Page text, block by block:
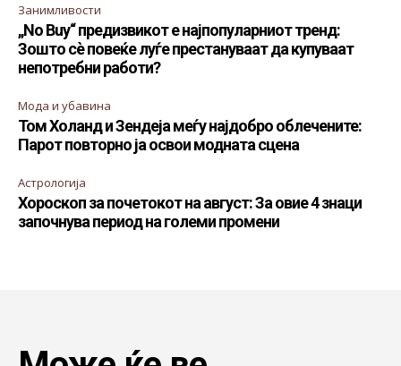
Занимливости
„No Buy“ предизвикот е најпопуларниот тренд:
Зошто сè повеќе луѓе престануваат да купуваат
непотребни работи?
Мода и убавина
Том Холанд и Зендеја меѓу најдобро облечените:
Парот повторно ја освои модната сцена
Астрологија
Хороскоп за почетокот на август: За овие 4 знаци
започнува период на големи промени